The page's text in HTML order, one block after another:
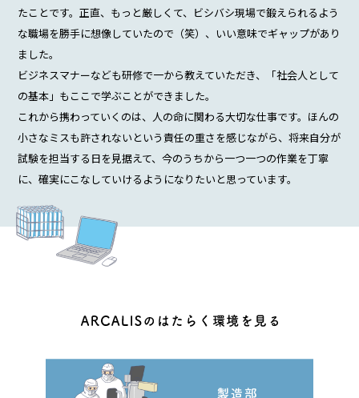
たことです。正直、もっと厳しくて、ビシバシ現場で鍛えられるよう
な職場を勝手に想像していたので（笑）、いい意味でギャップがあり
ました。
ビジネスマナーなども研修で一から教えていただき、「社会人として
の基本」もここで学ぶことができました。
これから携わっていくのは、人の命に関わる大切な仕事です。ほんの
小さなミスも許されないという責任の重さを感じながら、将来自分が
試験を担当する日を見据えて、今のうちから一つ一つの作業を丁寧
に、確実にこなしていけるようになりたいと思っています。